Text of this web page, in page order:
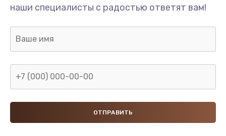
наши специалисты с радостью ответят вам!